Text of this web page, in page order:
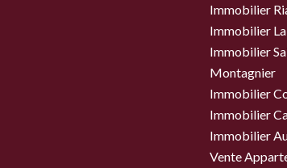
Immobilier
Immobilier
Immobilier
Montagnier
Immobilier
Immobilier
Immobilier
Vente